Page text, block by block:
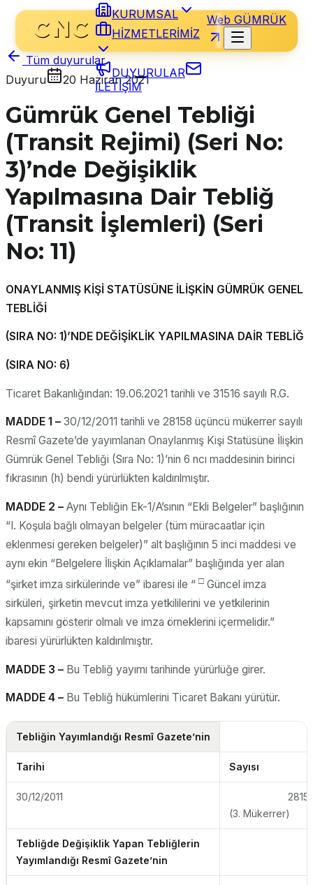
KURUMSAL
HİZMETLERİMİZ
DUYURULAR
İLETİŞİM
Web GÜMRÜK
Tüm duyurular
Duyuru
20 Haziran 2021
Gümrük Genel Tebliği
(Transit Rejimi) (Seri No:
3)’nde Değişiklik
Yapılmasına Dair Tebliğ
(Transit İşlemleri) (Seri
No: 11)
ONAYLANMIŞ KİŞİ STATÜSÜNE İLİŞKİN GÜMRÜK GENEL
TEBLİĞİ
(SIRA NO: 1)’NDE DEĞİŞİKLİK YAPILMASINA DAİR TEBLİĞ
(SIRA NO: 6)
Ticaret Bakanlığından: 19.06.2021 tarihli ve 31516 sayılı R.G.
MADDE 1 – 30/12/2011 tarihli ve 28158 üçüncü mükerrer sayılı
Resmî Gazete’de yayımlanan Onaylanmış Kişi Statüsüne İlişkin
Gümrük Genel Tebliği (Sıra No: 1)’nin 6 ncı maddesinin birinci
fıkrasının (h) bendi yürürlükten kaldırılmıştır.
MADDE 2 – Aynı Tebliğin Ek-1/A’sının “Ekli Belgeler” başlığının
“I. Koşula bağlı olmayan belgeler (tüm müracaatlar için
eklenmesi gereken belgeler)” alt başlığının 5 inci maddesi ve
aynı ekin “Belgelere İlişkin Açıklamalar” başlığında yer alan
“şirket imza sirkülerinde ve” ibaresi ile “ □ Güncel imza
sirküleri, şirketin mevcut imza yetkililerini ve yetkilerinin
kapsamını gösterir olmalı ve imza örneklerini içermelidir.”
ibaresi yürürlükten kaldırılmıştır.
MADDE 3 – Bu Tebliğ yayımı tarihinde yürürlüğe girer.
MADDE 4 – Bu Tebliğ hükümlerini Ticaret Bakanı yürütür.
Tebliğin Yayımlandığı Resmî Gazete’nin
Tarihi Sayısı
30/12/2011
(3. Mükerrer)
Tebliğde Değişiklik Yapan Tebliğlerin
Yayımlandığı Resmî Gazete’nin